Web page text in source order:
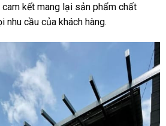
kết mang lại sản phẩm chất
nhu cầu của khách hàng.